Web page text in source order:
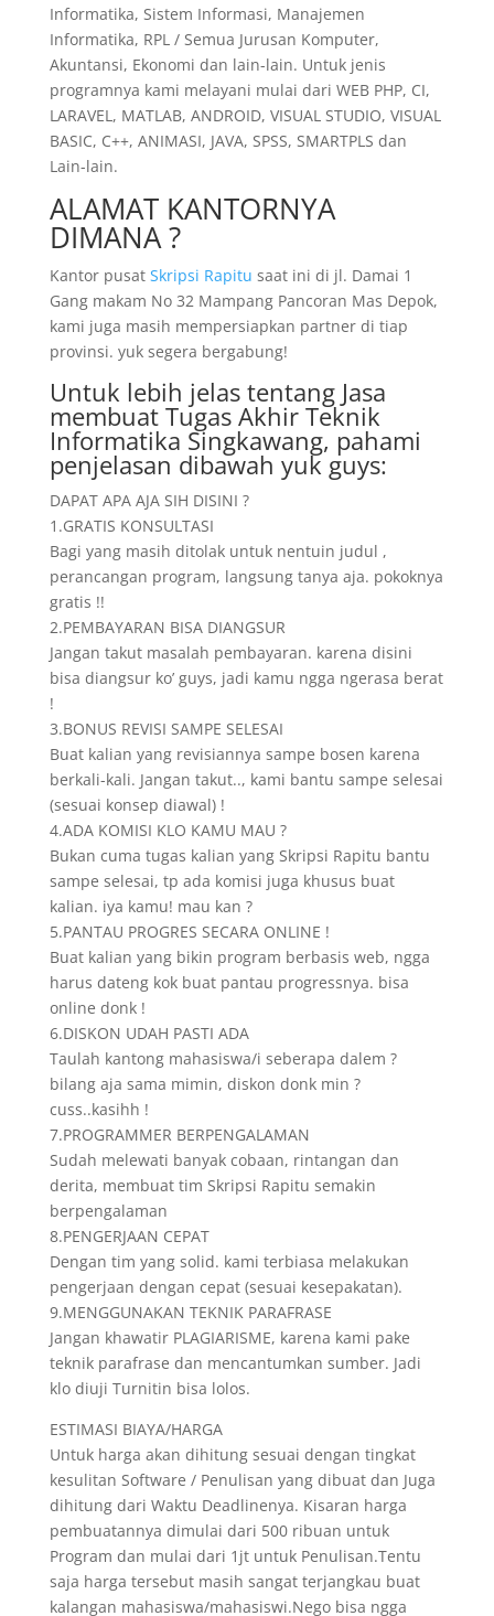
Informatika, Sistem Informasi, Manajemen
Informatika, RPL / Semua Jurusan Komputer,
Akuntansi, Ekonomi dan lain-lain. Untuk jenis
programnya kami melayani mulai dari WEB PHP, CI,
LARAVEL, MATLAB, ANDROID, VISUAL STUDIO, VISUAL
BASIC, C++, ANIMASI, JAVA, SPSS, SMARTPLS dan
Lain-lain.
ALAMAT KANTORNYA
DIMANA ?
Kantor pusat Skripsi Rapitu saat ini di jl. Damai 1
Gang makam No 32 Mampang Pancoran Mas Depok,
kami juga masih mempersiapkan partner di tiap
provinsi. yuk segera bergabung!
Untuk lebih jelas tentang Jasa
membuat Tugas Akhir Teknik
Informatika Singkawang, pahami
penjelasan dibawah yuk guys:
DAPAT APA AJA SIH DISINI ?
1.GRATIS KONSULTASI
Bagi yang masih ditolak untuk nentuin judul ,
perancangan program, langsung tanya aja. pokoknya
gratis !!
2.PEMBAYARAN BISA DIANGSUR
Jangan takut masalah pembayaran. karena disini
bisa diangsur ko’ guys, jadi kamu ngga ngerasa berat
!
3.BONUS REVISI SAMPE SELESAI
Buat kalian yang revisiannya sampe bosen karena
berkali-kali. Jangan takut.., kami bantu sampe selesai
(sesuai konsep diawal) !
4.ADA KOMISI KLO KAMU MAU ?
Bukan cuma tugas kalian yang Skripsi Rapitu bantu
sampe selesai, tp ada komisi juga khusus buat
kalian. iya kamu! mau kan ?
5.PANTAU PROGRES SECARA ONLINE !
Buat kalian yang bikin program berbasis web, ngga
harus dateng kok buat pantau progressnya. bisa
online donk !
6.DISKON UDAH PASTI ADA
Taulah kantong mahasiswa/i seberapa dalem ?
bilang aja sama mimin, diskon donk min ?
cuss..kasihh !
7.PROGRAMMER BERPENGALAMAN
Sudah melewati banyak cobaan, rintangan dan
derita, membuat tim Skripsi Rapitu semakin
berpengalaman
8.PENGERJAAN CEPAT
Dengan tim yang solid. kami terbiasa melakukan
pengerjaan dengan cepat (sesuai kesepakatan).
9.MENGGUNAKAN TEKNIK PARAFRASE
Jangan khawatir PLAGIARISME, karena kami pake
teknik parafrase dan mencantumkan sumber. Jadi
klo diuji Turnitin bisa lolos.
ESTIMASI BIAYA/HARGA
Untuk harga akan dihitung sesuai dengan tingkat
kesulitan Software / Penulisan yang dibuat dan Juga
dihitung dari Waktu Deadlinenya. Kisaran harga
pembuatannya dimulai dari 500 ribuan untuk
Program dan mulai dari 1jt untuk Penulisan.Tentu
saja harga tersebut masih sangat terjangkau buat
kalangan mahasiswa/mahasiswi.Nego bisa ngga